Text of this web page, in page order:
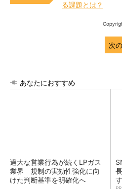
る課題とは？
次
あなたにおすすめ
過大な営業行為が続くLPガス
業界 規制の実効性強化に向
けた判断基準を明確化へ
す